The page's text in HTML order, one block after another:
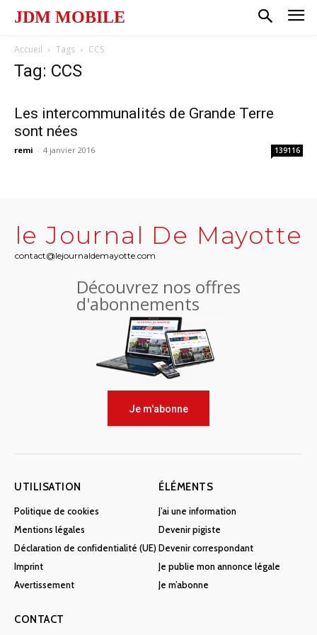
JDM MOBILE
Accueil Tags CCS
Tag: CCS
Les intercommunalités de Grande Terre
sont nées
remi - 4 janvier 2016 139116
le Journal De Mayotte
contact@lejournaldemayotte.com
Découvrez nos offres
d'abonnements
Je m'abonne
UTILISATION
Politique de cookies
Mentions légales
Déclaration de confidentialité (UE)
Imprint
Avertissement
ÉLÉMENTS
J’ai une information
Devenir pigiste
Devenir correspondant
Je publie mon annonce légale
Je m’abonne
CONTACT